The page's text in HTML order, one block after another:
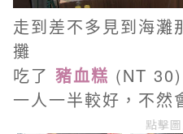
走到差不多見到海灘
攤
吃了 豬血糕 (NT
一人一半較好，不然
點擊